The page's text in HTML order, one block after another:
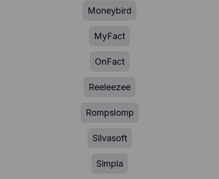
Moneybird
MyFact
OnFact
Reeleezee
Rompslomp
Silvasoft
Simpla